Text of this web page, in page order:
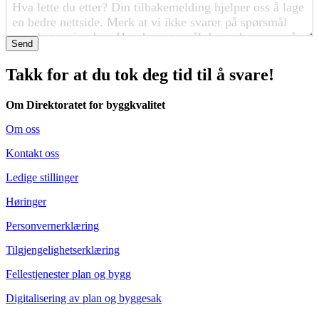
Send
Takk for at du tok deg tid til å svare!
Om Direktoratet for byggkvalitet
Om oss
Kontakt oss
Ledige stillinger
Høringer
Personvernerklæring
Tilgjengelighetserklæring
Fellestjenester plan og bygg
Digitalisering av plan og byggesak